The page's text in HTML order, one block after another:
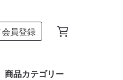
員登録
商品カテゴリー